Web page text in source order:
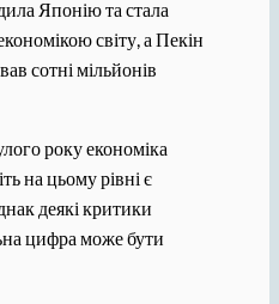
Японію та стала
світу, а Пекін
сотні мільйонів
року економіка
на цьому рівні є
деякі критики
цифра може бути